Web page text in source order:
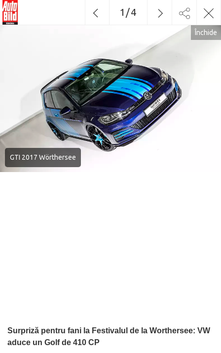
GTI 2017 Wörthersee
Surpriză pentru fani la Festivalul de la Worthersee: VW
aduce un Golf de 410 CP
Închide
1 /4